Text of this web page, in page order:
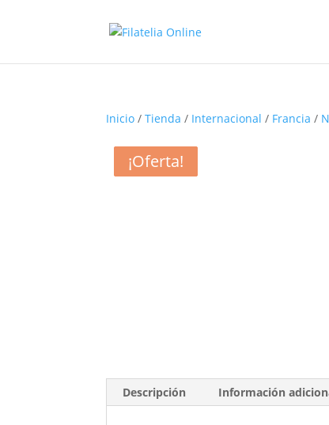
Inicio /Tienda / Internacional / Francia /
Descripción Información
¡Oferta!
¡Oferta!
¡Oferta!